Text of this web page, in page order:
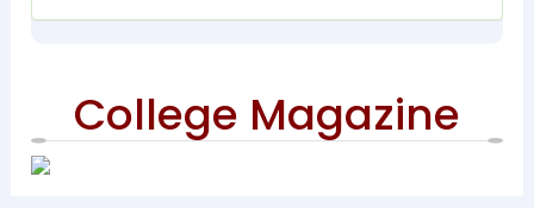
College Magazine